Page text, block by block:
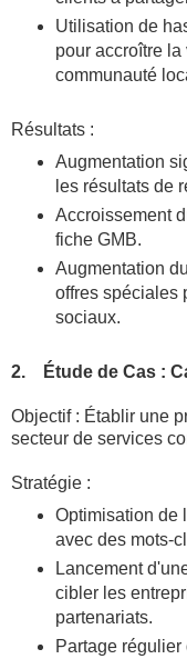
Utilisation de
pour accroître
communauté
Résultats :
Augmentation
les résultats de
Accroissement
fiche GMB.
Augmentation
offres spéciales
sociaux.
2. Étude de Cas :
Objectif : Établir une
secteur de services
Stratégie :
Optimisation de
avec des mots-
Lancement
cibler les
partenariats.
Partage